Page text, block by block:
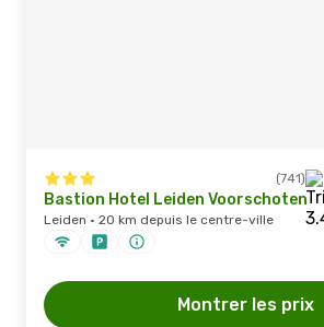
(741)
Bastion Hotel Leiden Voorschoten
Leiden · 20 km depuis le centre-ville
Montrer les prix